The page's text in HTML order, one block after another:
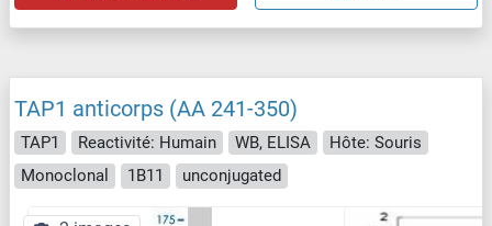
TAP1 anticorps (AA 241-350)
TAP1 Reactivité: Humain WB, ELISA
Hôte: Souris
Monoclonal
1B11 unconjugated